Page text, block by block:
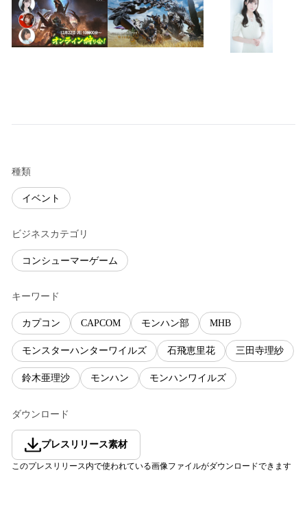
種類
イベント
ビジネスカテゴリ
コンシューマーゲーム
キーワード
カプコン CAPCOM モンハン部 MHB
モンスターハンターワイルズ 石飛恵里花 三田寺理紗
鈴木亜理沙 モンハン モンハンワイルズ
ダウンロード
プレスリリース素材
このプレスリリース内で使われている画像ファイルがダウンロードできます